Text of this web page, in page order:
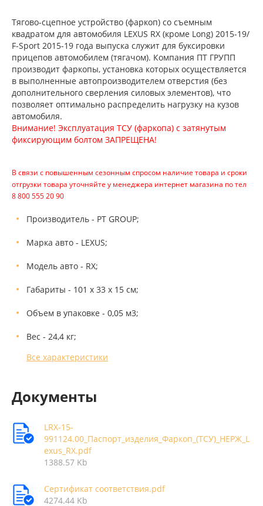
Тягово-сцепное устройство (фаркоп) со съемным
квадратом для автомобиля LEXUS RX (кроме Long) 2015-19/
F-Sport 2015-19 года выпуска служит для буксировки
прицепов автомобилем (тягачом). Компания ПТ ГРУПП
производит фаркопы, установка которых осуществляется
в выполненные автопроизводителем отверстия (без
дополнительного сверления силовых элементов), что
позволяет оптимально распределить нагрузку на кузов
автомобиля.
Внимание! Эксплуатация ТСУ (фаркопа) с затянутым
фиксирующим болтом ЗАПРЕЩЕНА!
В связи с повышенным сезонным спросом наличие товара и сроки
отгрузки товара уточняйте у менеджера интернет магазина по тел
8 800 555 20 90
Производитель - PT GROUP;
Марка авто - LEXUS;
Модель авто - RX;
Габариты - 101 x 33 x 15 см;
Объем в упаковке - 0,05 м3;
Вес - 24,4 кг;
Все характеристики
Документы
LRX-15-
991124.00_Паспорт_изделия_Фаркоп_(ТСУ)_НЕРЖ_L
exus_RX.pdf
1388.57 Kb
Сертификат соответствия.pdf
4274.44 Kb